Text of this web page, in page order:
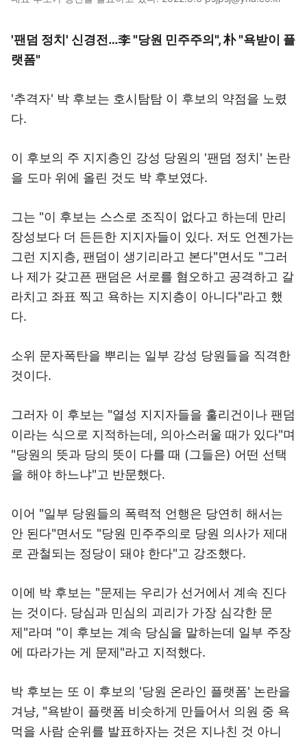
'팬덤 정치' 신경전…李 "당원 민주주의", 朴 "욕받이 플
랫폼"
'추격자' 박 후보는 호시탐탐 이 후보의 약점을 노렸
다.
이 후보의 주 지지층인 강성 당원의 '팬덤 정치' 논란
을 도마 위에 올린 것도 박 후보였다.
그는 "이 후보는 스스로 조직이 없다고 하는데 만리
장성보다 더 든든한 지지자들이 있다. 저도 언젠가는
그런 지지층, 팬덤이 생기리라고 본다"면서도 "그러
나 제가 갖고픈 팬덤은 서로를 혐오하고 공격하고 갈
라치고 좌표 찍고 욕하는 지지층이 아니다"라고 했
다.
소위 문자폭탄을 뿌리는 일부 강성 당원들을 직격한
것이다.
그러자 이 후보는 "열성 지지자들을 훌리건이나 팬덤
이라는 식으로 지적하는데, 의아스러울 때가 있다"며
"당원의 뜻과 당의 뜻이 다를 때 (그들은) 어떤 선택
을 해야 하느냐"고 반문했다.
이어 "일부 당원들의 폭력적 언행은 당연히 해서는
안 된다"면서도 "당원 민주주의로 당원 의사가 제대
로 관철되는 정당이 돼야 한다"고 강조했다.
이에 박 후보는 "문제는 우리가 선거에서 계속 진다
는 것이다. 당심과 민심의 괴리가 가장 심각한 문
제"라며 "이 후보는 계속 당심을 말하는데 일부 주장
에 따라가는 게 문제"라고 지적했다.
박 후보는 또 이 후보의 '당원 온라인 플랫폼' 논란을
겨냥, "욕받이 플랫폼 비슷하게 만들어서 의원 중 욕
먹을 사람 순위를 발표하자는 것은 지나친 것 아니